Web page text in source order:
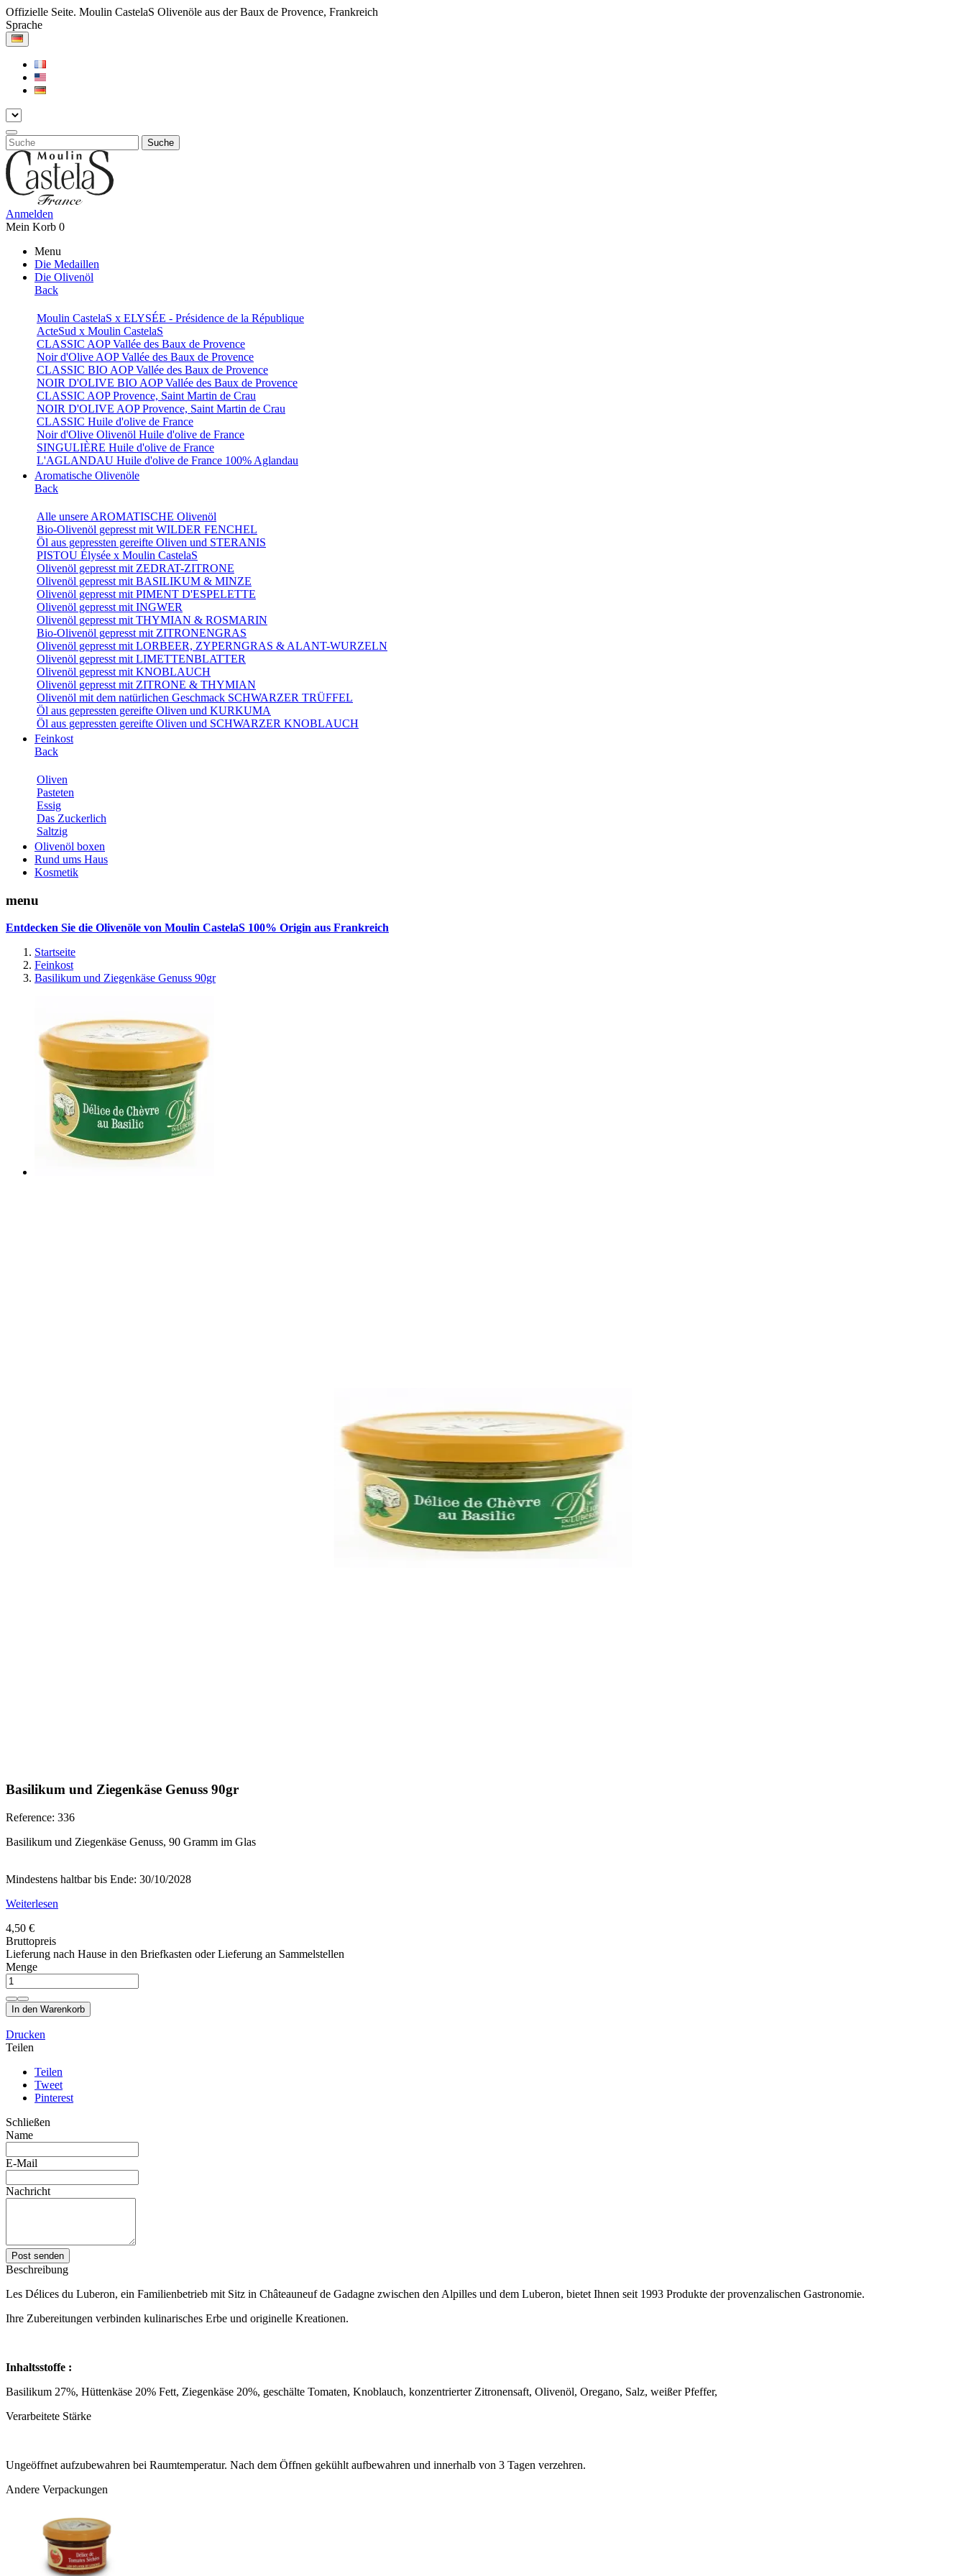
Offizielle Seite. Moulin CastelaS Olivenöle aus der Baux de Provence, Frankreich
Sprache
Suche
Anmelden
Mein Korb 0
Menu
Die Medaillen
Die Olivenöl
Back
Moulin CastelaS x ELYSÉE - Présidence de la République
ActeSud x Moulin CastelaS
CLASSIC AOP Vallée des Baux de Provence
Noir d'Olive AOP Vallée des Baux de Provence
CLASSIC BIO AOP Vallée des Baux de Provence
NOIR D'OLIVE BIO AOP Vallée des Baux de Provence
CLASSIC AOP Provence, Saint Martin de Crau
NOIR D'OLIVE AOP Provence, Saint Martin de Crau
CLASSIC Huile d'olive de France
Noir d'Olive Olivenöl Huile d'olive de France
SINGULIÈRE Huile d'olive de France
L'AGLANDAU Huile d'olive de France 100% Aglandau
Aromatische Olivenöle
Back
Alle unsere AROMATISCHE Olivenöl
Bio-Olivenöl gepresst mit WILDER FENCHEL
Öl aus gepressten gereifte Oliven und STERANIS
PISTOU Élysée x Moulin CastelaS
Olivenöl gepresst mit ZEDRAT-ZITRONE
Olivenöl gepresst mit BASILIKUM & MINZE
Olivenöl gepresst mit PIMENT D'ESPELETTE
Olivenöl gepresst mit INGWER
Olivenöl gepresst mit THYMIAN & ROSMARIN
Bio-Olivenöl gepresst mit ZITRONENGRAS
Olivenöl gepresst mit LORBEER, ZYPERNGRAS & ALANT-WURZELN
Olivenöl gepresst mit LIMETTENBLATTER
Olivenöl gepresst mit KNOBLAUCH
Olivenöl gepresst mit ZITRONE & THYMIAN
Olivenöl mit dem natürlichen Geschmack SCHWARZER TRÜFFEL
Öl aus gepressten gereifte Oliven und KURKUMA
Öl aus gepressten gereifte Oliven und SCHWARZER KNOBLAUCH
Feinkost
Back
Oliven
Pasteten
Essig
Das Zuckerlich
Saltzig
Olivenöl boxen
Rund ums Haus
Kosmetik
menu
Entdecken Sie die Olivenöle von Moulin CastelaS 100% Origin aus Frankreich
Startseite
Feinkost
Basilikum und Ziegenkäse Genuss 90gr
Basilikum und Ziegenkäse Genuss 90gr
Reference: 336
Basilikum und Ziegenkäse Genuss, 90 Gramm im Glas
Mindestens haltbar bis Ende: 30/10/2028
Weiterlesen
4,50 €
Bruttopreis
Lieferung nach Hause in den Briefkasten oder Lieferung an Sammelstellen
Menge
In den Warenkorb
Drucken
Teilen
Teilen
Tweet
Pinterest
Schließen
Name
E-Mail
Nachricht
Post senden
Beschreibung
Les Délices du Luberon, ein Familienbetrieb mit Sitz in Châteauneuf de Gadagne zwischen den Alpilles und dem Luberon, bietet Ihnen seit 1993 Produkte der provenzalischen Gastronomie.
Ihre Zubereitungen verbinden kulinarisches Erbe und originelle Kreationen.
Inhaltsstoffe :
Basilikum 27%, Hüttenkäse 20% Fett, Ziegenkäse 20%, geschälte Tomaten, Knoblauch, konzentrierter Zitronensaft, Olivenöl, Oregano, Salz, weißer Pfeffer,
Verarbeitete Stärke
Ungeöffnet aufzubewahren bei Raumtemperatur. Nach dem Öffnen gekühlt aufbewahren und innerhalb von 3 Tagen verzehren.
Andere Verpackungen